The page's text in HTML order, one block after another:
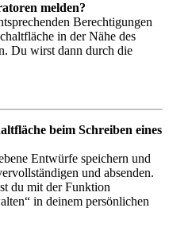
melden?
Berechtigungen
in der Nähe des
Du wirst dann durch die
beim Schreiben eines
Entwürfe speichern und
und absenden.
du mit der Funktion
in deinem persönlichen